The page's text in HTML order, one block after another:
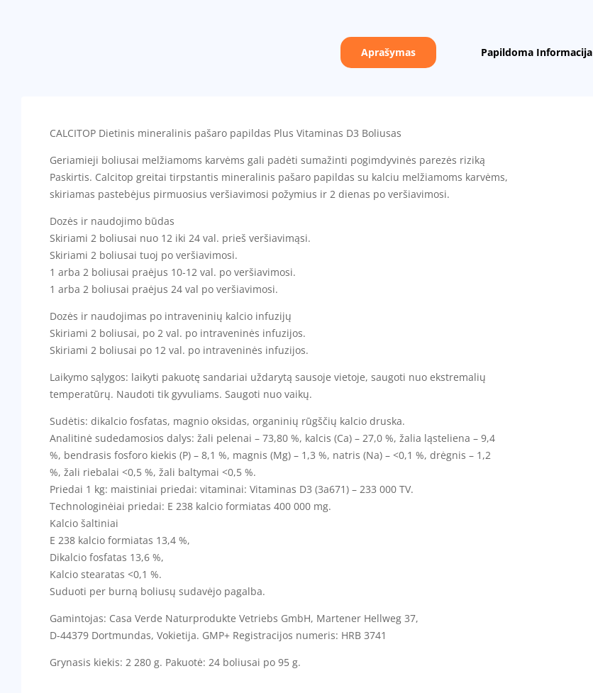
Aprašymas Papildoma Informacija
CALCITOP Dietinis mineralinis pašaro papildas Plus Vitaminas D3 Boliusas
Geriamieji boliusai melžiamoms karvėms gali padėti sumažinti pogimdyvinės parezės riziką
Paskirtis. Calcitop greitai tirpstantis mineralinis pašaro papildas su kalciu melžiamoms karvėms,
skiriamas pastebėjus pirmuosius veršiavimosi požymius ir 2 dienas po veršiavimosi.
Dozės ir naudojimo būdas
Skiriami 2 boliusai nuo 12 iki 24 val. prieš veršiavimąsi.
Skiriami 2 boliusai tuoj po veršiavimosi.
1 arba 2 boliusai praėjus 10-12 val. po veršiavimosi.
1 arba 2 boliusai praėjus 24 val po veršiavimosi.
Dozės ir naudojimas po intraveninių kalcio infuzijų
Skiriami 2 boliusai, po 2 val. po intraveninės infuzijos.
Skiriami 2 boliusai po 12 val. po intraveninės infuzijos.
Laikymo sąlygos: laikyti pakuotę sandariai uždarytą sausoje vietoje, saugoti nuo ekstremalių
temperatūrų. Naudoti tik gyvuliams. Saugoti nuo vaikų.
Sudėtis: dikalcio fosfatas, magnio oksidas, organinių rūgščių kalcio druska.
Analitinė sudedamosios dalys: žali pelenai – 73,80 %, kalcis (Ca) – 27,0 %, žalia ląsteliena – 9,4
%, bendrasis fosforo kiekis (P) – 8,1 %, magnis (Mg) – 1,3 %, natris (Na) – <0,1 %, drėgnis – 1,2
%, žali riebalai <0,5 %, žali baltymai <0,5 %.
Priedai 1 kg: maistiniai priedai: vitaminai: Vitaminas D3 (3a671) – 233 000 TV.
Technologinėiai priedai: E 238 kalcio formiatas 400 000 mg.
Kalcio šaltiniai
E 238 kalcio formiatas 13,4 %,
Dikalcio fosfatas 13,6 %,
Kalcio stearatas <0,1 %.
Suduoti per burną boliusų sudavėjo pagalba.
Gamintojas: Casa Verde Naturprodukte Vetriebs GmbH, Martener Hellweg 37,
D-44379 Dortmundas, Vokietija. GMP+ Registracijos numeris: HRB 3741
Grynasis kiekis: 2 280 g. Pakuotė: 24 boliusai po 95 g.